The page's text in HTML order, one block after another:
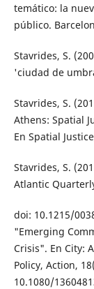
temático: la
público.
Stavrides, S.
'ciudad de
Stavrides, S.
Athens: Spatial
En Spa­tial
Stavrides, S.
Atlantic
doi: 10.1215/
"Emerging
Crisis". En City:
Policy, Action,
10.1080/